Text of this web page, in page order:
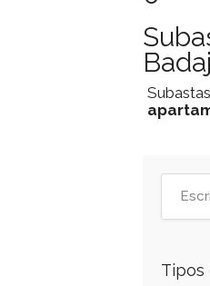
Subastas
Tipos